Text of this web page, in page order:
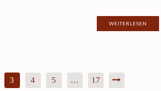
WEITERLESEN
3 4 5 … 17